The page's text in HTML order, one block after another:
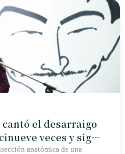
cantó el desarraigo
veces y sigue
anatómica de una